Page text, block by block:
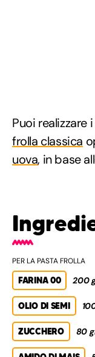
Puoi realizzare
frolla classica
uova, in base
PER LA PASTA FROLLA
FARINA 00 200
OLIO DI SEMI
ZUCCHERO 80